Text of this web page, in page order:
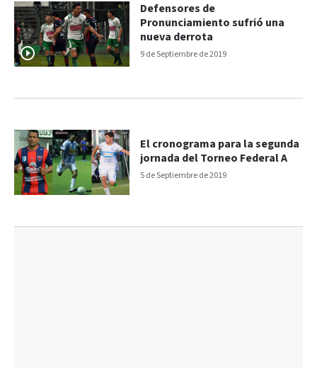
9 de Septiembre de 2019
Defensores de
Pronunciamiento sufrió una
nueva derrota
5 de Septiembre de 2019
El cronograma para la segunda
jornada del Torneo Federal A